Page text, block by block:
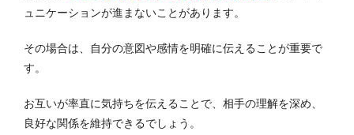
ュニケーションが進まないことがあります。
その場合は、自分の意図や感情を明確に伝えることが重要で
す。
お互いが率直に気持ちを伝えることで、相手の理解を深め、
良好な関係を維持できるでしょう。